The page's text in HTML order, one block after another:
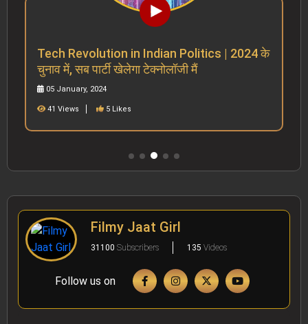
Tech Revolution in Indian Politics | 2024 के
चुनाव में, सब पार्टी खेलेगा टेक्नोलॉजी मैं
05 January, 2024
41 Views 5 Likes
Filmy Jaat Girl
31100 Subscribers 135 Videos
Follow us on